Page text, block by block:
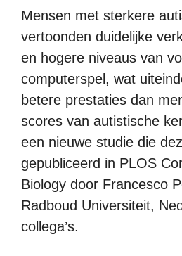
Mensen met sterkere
vertoonden duidelijke
en hogere niveaus van
computerspel, wat
betere prestaties dan
scores van autistische
een nieuwe studie die
gepubliceerd in PLOS
Biology door Francesco
Radboud Universiteit,
collega’s.